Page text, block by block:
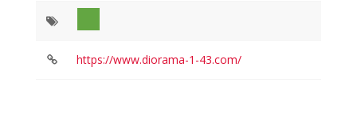
https://www.diorama-1-43.com/